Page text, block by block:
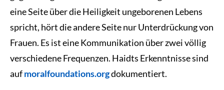
eine Seite über die Heiligkeit ungeborenen Lebens
spricht, hört die andere Seite nur Unterdrückung von
Frauen. Es ist eine Kommunikation über zwei völlig
verschiedene Frequenzen. Haidts Erkenntnisse sind
aufmoralfoundations.orgdokumentiert.